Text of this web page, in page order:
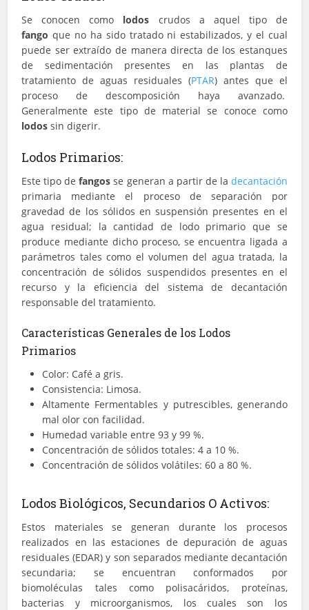
Se conocen como lodos crudos a aquel tipo de
fangoque no ha sido tratado ni estabilizados, y el cual
puede ser extraído de manera directa de los estanques
de sedimentación presentes en las plantas de
tratamiento de aguas residuales (PTAR) antes que el
proceso de descomposición haya avanzado.
Generalmente este tipo de material se conoce como
lodos sin digerir.
Lodos Primarios:
Este tipo defangosse generan a partir de la decantación
primaria mediante el proceso de separación por
gravedad de los sólidos en suspensión presentes en el
agua residual; la cantidad de lodo primario que se
produce mediante dicho proceso, se encuentra ligada a
parámetros tales como el volumen del agua tratada, la
concentración de sólidos suspendidos presentes en el
recurso y la eficiencia del sistema de decantación
responsable del tratamiento.
Características Generales de los Lodos
Primarios
Color: Café a gris.
Consistencia: Limosa.
Altamente Fermentables y putrescibles, generando
mal olor con facilidad.
Humedad variable entre 93 y 99 %.
Concentración de sólidos totales: 4 a 10 %.
Concentración de sólidos volátiles: 60 a 80 %.
Lodos Biológicos, Secundarios O Activos:
Estos materiales se generan durante los procesos
realizados en las estaciones de depuración de aguas
residuales (EDAR) y son separados mediante decantación
secundaria; se encuentran conformados por
biomoléculas tales como polisacáridos, proteínas,
bacterias y microorganismos, los cuales son los